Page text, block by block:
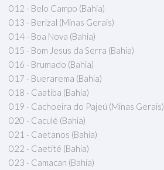
012 - Belo Campo (Bahia)
013 - Berizal (Minas Gerais)
014 - Boa Nova (Bahia)
015 - Bom Jesus da Serra (Bahia)
016 - Brumado (Bahia)
017 - Buerarema (Bahia)
018 - Caatiba (Bahia)
019 - Cachoeira do Pajeú (Minas Gerais)
020 - Caculé (Bahia)
021 - Caetanos (Bahia)
022 - Caetité (Bahia)
023 - Camacan (Bahia)